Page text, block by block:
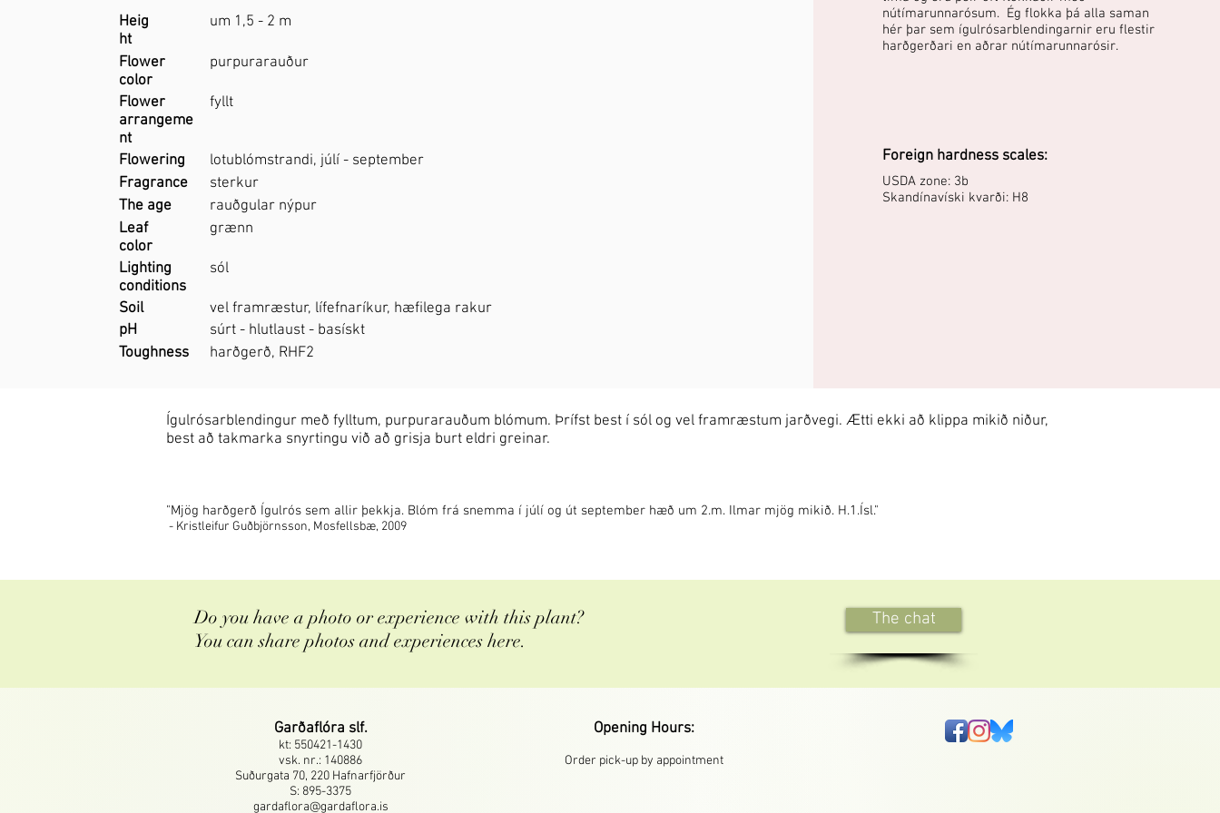
Heig
ht
um 1,5 - 2 m
Flower
color
purpurarauður
Flower
arrangeme
nt
fyllt
Flowering
lotublómstrandi, júlí - september
Fragrance
sterkur
The age
rauðgular nýpur
Leaf
color
grænn
Lighting
conditions
sól
Soil
vel framræstur, lífefnaríkur, hæfilega rakur
pH
súrt - hlutlaust - basískt
Toughness
harðgerð, RHF2
nútímarunnarósum. Ég flokka þá alla saman
hér þar sem ígulrósarblendingarnir eru flestir
harðgerðari en aðrar nútímarunnarósir.
Foreign hardness scales:
USDA zone: 3b
Skandínavíski kvarði: H8
Ígulrósarblendingur með fylltum, purpurarauðum blómum. Þrífst best í sól og vel framræstum jarðvegi. Ætti ekki að klippa mikið niður,
best að takmarka snyrtingu við að grisja burt eldri greinar.
"Mjög harðgerð Ígulrós sem allir þekkja. Blóm frá snemma í júlí og út september hæð um 2.m. Ilmar mjög mikið. H.1.Ísl."
- Kristleifur Guðbjörnsson, Mosfellsbæ, 2009
Do you have a photo or experience with this plant?
You can share photos and experiences here.
The chat
Garðaflóra slf.
kt: 550421-1430
vsk. nr.: 140886
Suðurgata 70, 220 Hafnarfjörður
S: 895-3375
gardaflora@gardaflora.is
Opening Hours:
Order pick-up by appointment